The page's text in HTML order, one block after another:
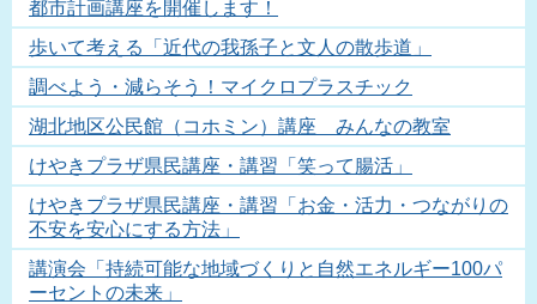
都市計画講座を開催します！
歩いて考える「近代の我孫子と文人の散歩道」
調べよう・減らそう！マイクロプラスチック
湖北地区公民館（コホミン）講座 みんなの教室
けやきプラザ県民講座・講習「笑って腸活」
けやきプラザ県民講座・講習「お金・活力・つながりの
不安を安心にする方法」
講演会「持続可能な地域づくりと自然エネルギー100パ
ーセントの未来」